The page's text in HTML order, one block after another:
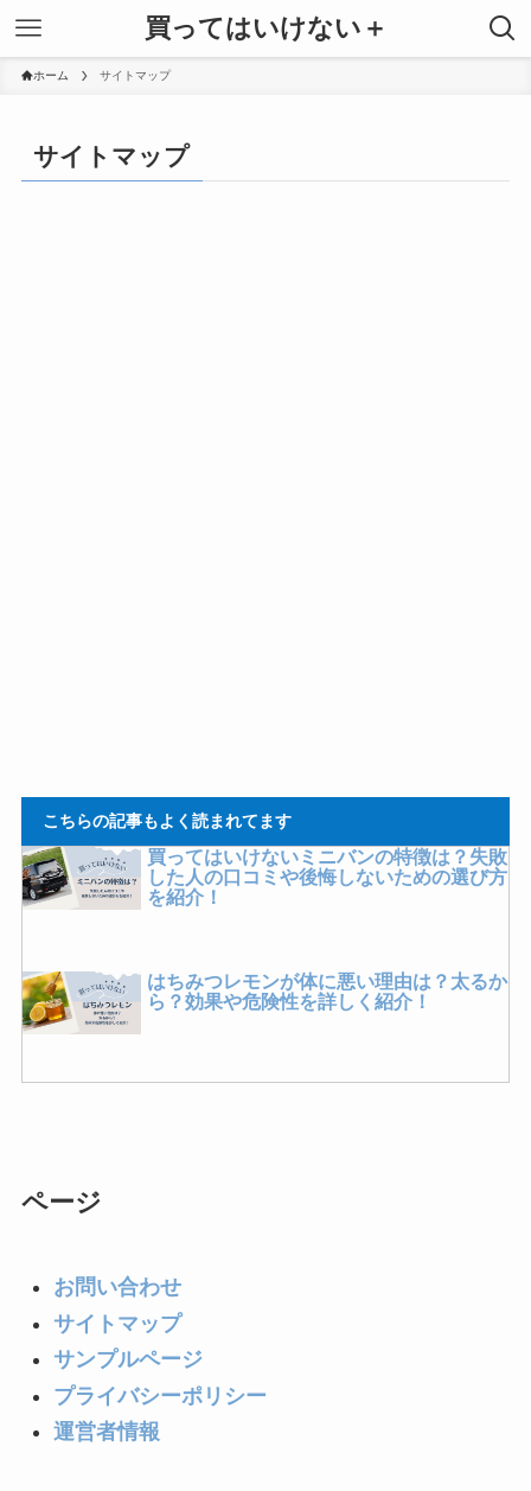
買ってはいけない＋
ホーム サイトマップ
サイトマップ
こちらの記事もよく読まれてます
買ってはいけないミニバンの特徴は？失敗
した人の口コミや後悔しないための選び方
を紹介！
はちみつレモンが体に悪い理由は？太るか
ら？効果や危険性を詳しく紹介！
コーンスターチが体に悪い理由は？添加物
などの危険性がある？代用品や片栗粉との
違いも紹介！
ページ
お問い合わせ
サイトマップ
サンプルページ
プライバシーポリシー
運営者情報